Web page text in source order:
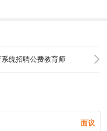
统招聘公费教育师
面议